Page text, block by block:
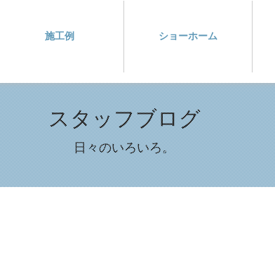
施工例 ショーホーム
スタッフブログ
日々のいろいろ。